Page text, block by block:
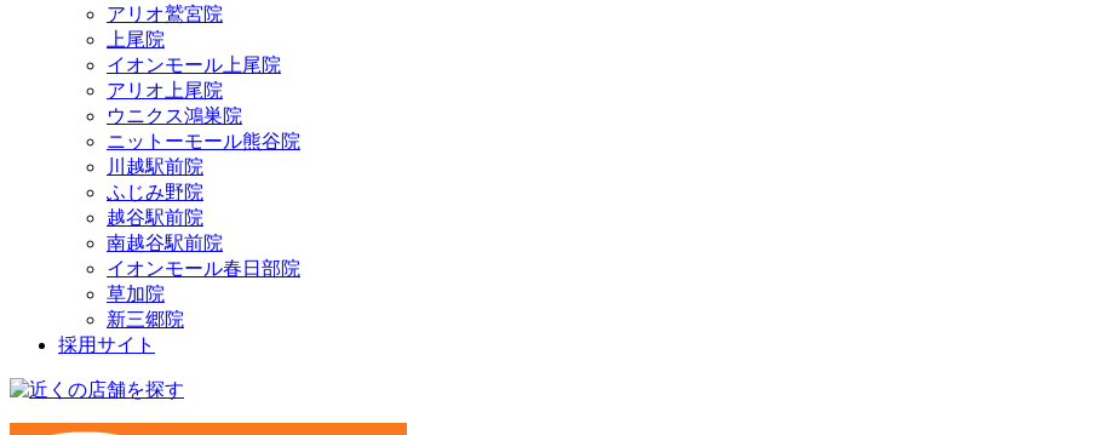
アリオ鷲宮院
上尾院
イオンモール上尾院
アリオ上尾院
ウニクス鴻巣院
ニットーモール熊谷院
川越駅前院
ふじみ野院
越谷駅前院
南越谷駅前院
イオンモール春日部院
草加院
新三郷院
採用サイト